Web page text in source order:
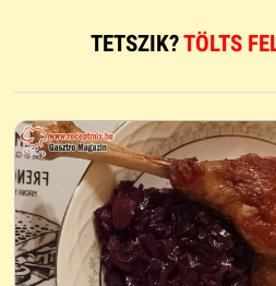
TETSZIK?TÖLTS